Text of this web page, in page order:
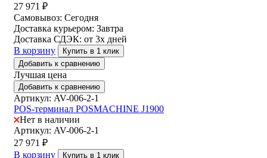
27 971 ₽
Самовывоз: Сегодня
Доставка курьером: Завтра
Доставка СДЭК: от 3х дней
В корзину
Купить в 1 клик
Добавить к сравнению
Лучшая цена
Добавить к сравнению
Артикул: AV-006-2-1
POS-терминал POSMACHINE J1900
Нет в наличии
Артикул: AV-006-2-1
27 971 ₽
В корзину
Купить в 1 клик